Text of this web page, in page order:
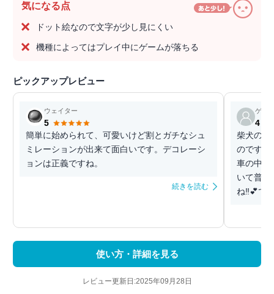
気になる点
ドット絵なので文字が少し見にくい
機種によってはプレイ中にゲームが落ちる
ピックアップレビュー
ウェイター
5
簡単に始められて、可愛いけど割とガチなシュ
ミレーションが出来て面白いです。デコレーシ
ョンは正義ですね。
続きを読む
ゲス
4
柴犬の表
のですが
車の中で
いて普通
ね‼️💕で
使い方・詳細を見る
レビュー更新日:2025年09月28日